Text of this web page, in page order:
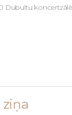
Dubultu